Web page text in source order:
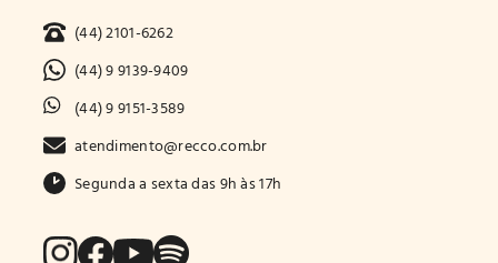
(44) 2101-6262
(44) 9 9139-9409
(44) 9 9151-3589
atendimento@recco.com.br
Segunda a sexta das 9h às 17h